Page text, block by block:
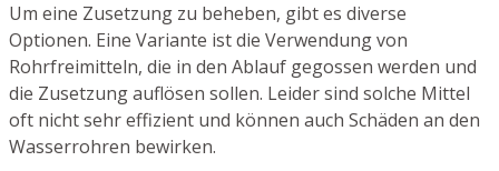
Um eine Zusetzung zu beheben, gibt es diverse
Optionen. Eine Variante ist die Verwendung von
Rohrfreimitteln, die in den Ablauf gegossen werden und
die Zusetzung auflösen sollen. Leider sind solche Mittel
oft nicht sehr effizient und können auch Schäden an den
Wasserrohren bewirken.